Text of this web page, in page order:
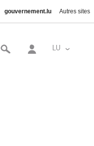
gouvernement.lu Autres sites
LU List
account